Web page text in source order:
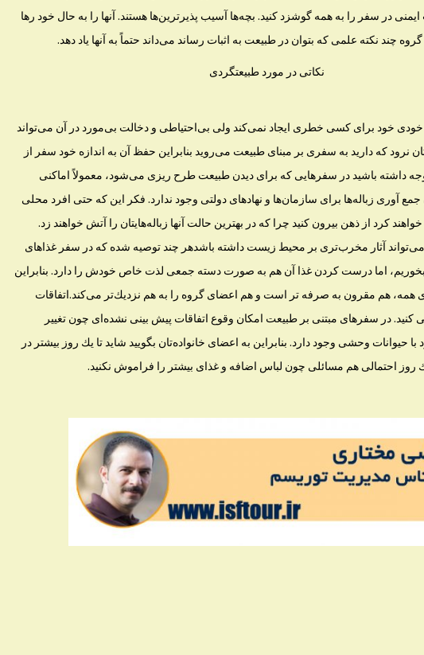
در سفر را به همه گوشزد كنید. بچه‌ها آسیب ‌پذیر‌ترین‌ها هستند. آنها را به حال خود رها
چند نكته علمی كه بتوان در طبیعت به اثبات رساند می‌داند حتماً به آنها یاد دهد.
خودی خود برای كسی خطری ایجاد نمی‌كند ولی بی‌احتیاطی و دخالت بی‌مورد در آن می‌تواند
نرود كه دارید به سفری بر مبنای طبیعت می‌روید بنابر‌این حفظ آن به اندازه خود سفر از
داشته باشید در سفر‌هایی كه برای دیدن طبیعت طرح ریزی می‌شود، معمولاً اماكنی
آوری زباله‌ها برای سازمان‌ها و نهاد‌های دولتی وجود ندارد. فكر این كه حتی افرد محلی
كرد از ذهن بیرون كنید چرا كه در بهترین حالت آنها زباله‌هایتان را آتش خواهند زد.
آثار مخرب‌تری بر محیط زیست داشته باشدهر چند توصیه شده كه در سفر غذاهای
بخوریم، اما درست كردن غذا آن هم به صورت دسته جمعی لذت خاص خودش را دارد. بنابراین
همه، هم مقرون به صرفه تر است و هم اعضای گروه را به هم نزدیك‌تر می‌كند.اتفاقات
كنید. در سفر‌‌های مبتنی بر طبیعت امكان وقوع اتفاقات پیش بینی نشده‌ای چون تغییر
با حیوانات وحشی وجود دارد. بنابراین به اعضای خانواده‌تان بگویید شاید تا یك روز بیشتر در
روز احتمالی هم مسائلی چون لباس اضافه و غذای بیشتر را فراموش نكنید.